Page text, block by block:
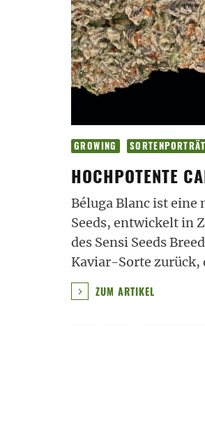
GROWING SORTENPORTRÄT
HOCHPOTENTE
Béluga Blanc ist eine
Seeds, entwickelt in
des Sensi Seeds
Kaviar-Sorte zurück,
ZUM ARTIKEL